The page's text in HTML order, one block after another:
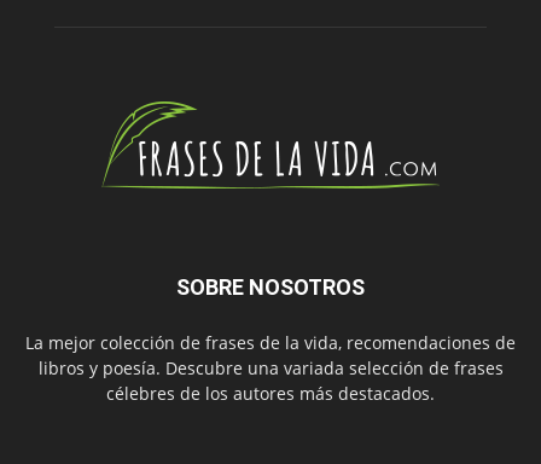
SOBRE NOSOTROS
La mejor colección de frases de la vida, recomendaciones de
libros y poesía. Descubre una variada selección de frases
célebres de los autores más destacados.